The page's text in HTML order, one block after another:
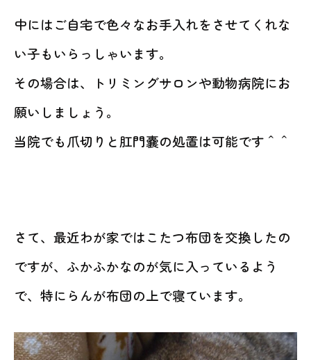
中にはご自宅で色々なお手入れをさせてくれな
い子もいらっしゃいます。
その場合は、トリミングサロンや動物病院にお
願いしましょう。
当院でも爪切りと肛門嚢の処置は可能です＾＾
さて、最近わが家ではこたつ布団を交換したの
ですが、ふかふかなのが気に入っているよう
で、特にらんが布団の上で寝ています。